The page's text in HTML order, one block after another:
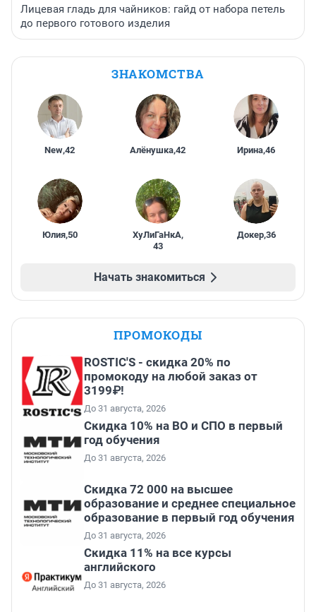
Лицевая гладь для чайников: гайд от набора петель
до первого готового изделия
ЗНАКОМСТВА
New,42 Алёнушка,42 Ирина,46
Юлия,50 ХуЛиГаНкА,
43
Докер,36
Начать знакомиться
ПРОМОКОДЫ
ROSTIC'S - скидка 20% по
промокоду на любой заказ от
3199₽!
До 31 августа, 2026
Скидка 10% на ВО и СПО в первый
год обучения
До 31 августа, 2026
Скидка 72 000 на высшее
образование и среднее специальное
образование в первый год обучения
До 31 августа, 2026
Скидка 11% на все курсы
английского
До 31 августа, 2026